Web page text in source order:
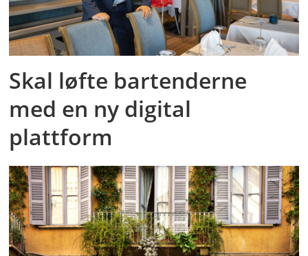
Skal løfte bartenderne
med en ny digital
plattform